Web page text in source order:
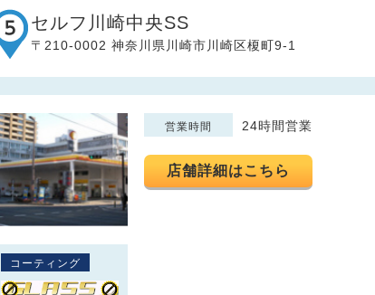
セルフ川崎中央SS
〒210-0002 神奈川県川崎市川崎区榎町9-1
営業時間 24時間営業
店舗詳細はこちら
コーティング